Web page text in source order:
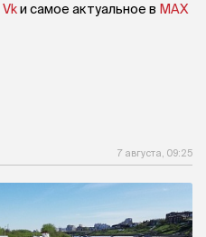
Vkи самое актуальное в MAX
7 августа, 09:25